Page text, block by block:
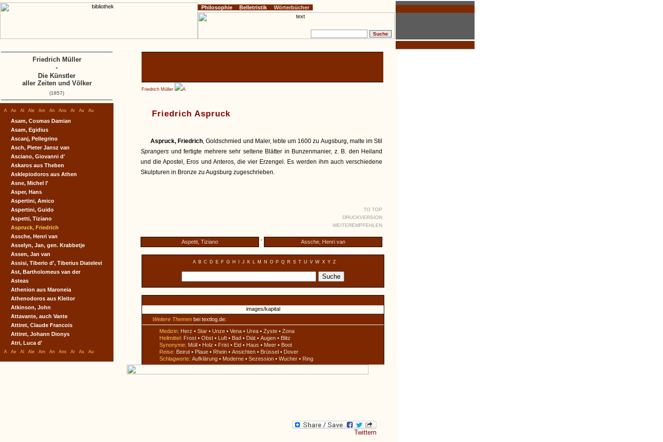
Friedrich Müller A
Friedrich Aspruck
Aspruck, Friedrich, Goldschmied und Maler, lebte um 1600 zu Augsburg, malte im Stil
Sprangers und fertigte mehrere sehr seltene Blätter in Bunzenmanier, z. B. den Heiland
und die Apostel, Eros und Anteros, die vier Erzengel. Es werden ihm auch verschiedene
Skulpturen in Bronze zu Augsburg zugeschrieben.
TO TOP
DRUCKVERSION
WEITEREMPFEHLEN
Aspetti, Tiziano - Assche, Henri van
A B C D E F G H J K L M N O P Q R S T U V W X Y Z
Weitere Themen bei textlog.de:
Medizin: Herz • Star • Unze • Vena • Urea • Zyste • Zona
Heilmittel: Frost • Obst • Luft • Bad • Diät • Augen • Blitz
Synonyme: Müll • Holz • Frist • Eid • Haus • Meer • Boot
Reise: Beirut • Plaue • Rhein • Ansichten • Brüssel • Dover
Schlagworte: Aufklärung • Moderne • Sezession • Wucher • Ring
Twittern
A Ae Al Ale Am An Ans Ar As Au
Asam, Cosmas Damian
Asam, Egidius
Ascanj, Pellegrino
Asch, Pieter Jansz van
Asciano, Giovanni d'
Askaros aus Theben
Asklepiodoros aus Athen
Asne, Michel l'
Asper, Hans
Aspertini, Amico
Aspertini, Guido
Aspetti, Tiziano
Aspruck, Friedrich
Assche, Henri van
Asselyn, Jan, gen. Krabbetje
Assen, Jan van
Assisi, Tiberio d', Tiberius Diatelevi
Ast, Bartholomeus van der
Asteas
Athenion aus Maroneia
Athenodoros aus Kleitor
Atkinson, John
Attavante, auch Vante
Attiret, Claude Francois
Attiret, Johann Dionys
Atri, Luca d'
A Ae Al Ale Am An Ans Ar As Au
Philosophie Belletristik Wörterbücher
Friedrich Müller
-
Die Künstler
aller Zeiten und Völker
(1857)